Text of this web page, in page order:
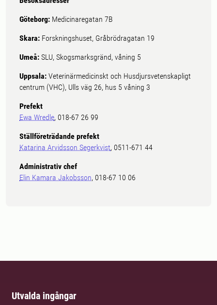
Göteborg: Medicinaregatan 7B
Skara: Forskningshuset, Gråbrödragatan 19
Umeå: SLU, Skogsmarksgränd, våning 5
Uppsala: Veterinärmedicinskt och Husdjursvetenskapligt
centrum (VHC), Ulls väg 26, hus 5 våning 3
Prefekt
Ewa Wredle, 018-67 26 99
Ställföreträdande prefekt
Katarina Arvidsson Segerkvist, 0511-671 44
Administrativ chef
Elin Kamara Jakobsson, 018-67 10 06
Utvalda ingångar